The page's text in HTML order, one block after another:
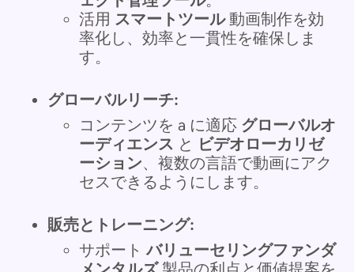
活用 スマートツール動画制作を効
率化し、効率と一貫性を確保しま
す。
グローバルリーチ:
コンテンツを a に適応 グローバルオ
ーディエンス と ビデオローカリゼ
ーション、複数の言語で動画にアク
セスできるようにします。
販売とトレーニング:
サポートバリューセリングファンダ